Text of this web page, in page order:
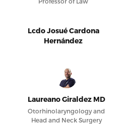
Lcdo Josué Cardona
Hernández
Laureano Giraldez MD
Otorhinolaryngology and
Head and Neck Surgery